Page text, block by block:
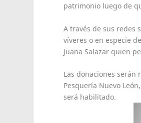
patrimonio luego de
A través de sus redes
víveres o en especie
Juana Salazar quien
Las donaciones serán
Pesquería Nuevo
será habilitado.